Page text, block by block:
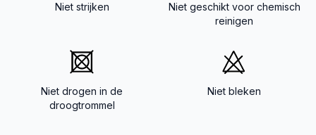
Niet strijken
Niet geschikt voor chemisch
reinigen
Niet drogen in de
droogtrommel
Niet bleken